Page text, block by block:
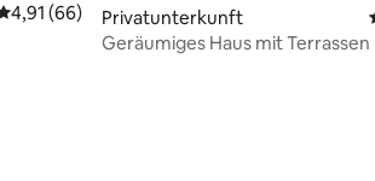
Bewertung: 4,91 von 5, 66
4,91 (66)
Privatunterkunft
Geräumiges Haus mit Terrassen